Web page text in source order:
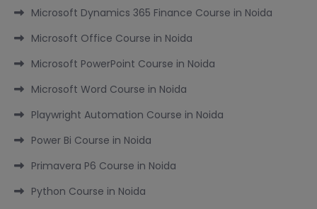
Microsoft Dynamics 365 Finance Course in Noida
Microsoft Office Course in Noida
Microsoft PowerPoint Course in Noida
Microsoft Word Course in Noida
Playwright Automation Course in Noida
Power Bi Course in Noida
Primavera P6 Course in Noida
Python Course in Noida